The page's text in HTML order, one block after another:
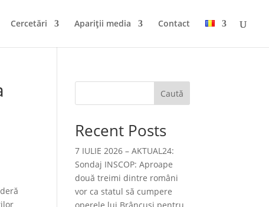
Cercetări Apariții media Contact
Caută
Recent Posts
7 IULIE 2026 – AKTUAL24:
Sondaj INSCOP: Aproape
două treimi dintre români
vor ca statul să cumpere